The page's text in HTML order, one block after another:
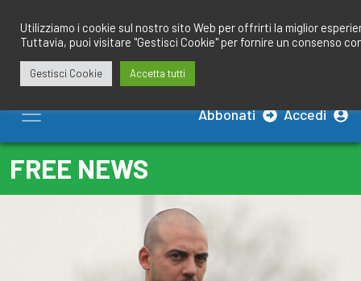
contenuto
Abbonati Accedi
FREE NEWS
Utilizziamo i cookie sul nostro sito Web per offrirti la miglior
Tuttavia, puoi visitare "Gestisci Cookie" per fornire un consenso
Gestisci Cookie Accetta tutti